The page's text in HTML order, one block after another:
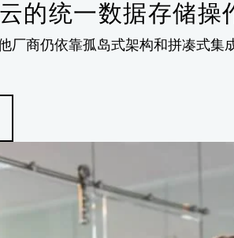
的统一数据存储操
厂商仍依靠孤岛式架构和拼凑式集